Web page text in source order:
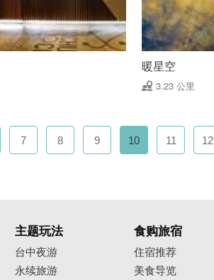
暖星空
3.23 公里
7 8 9 10 11 12
主题玩法
台中夜游
永续旅游
食购旅宿
住宿推荐
美食导览